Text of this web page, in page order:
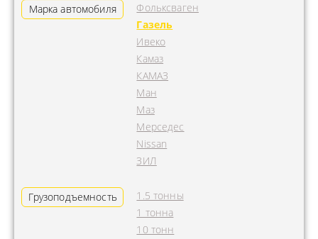
Марка автомобиля
Фольксваген
Газель
Ивеко
Камаз
КАМАЗ
Ман
Маз
Мерседес
Nissan
ЗИЛ
Грузоподъемность
1.5 тонны
1 тонна
10 тонн